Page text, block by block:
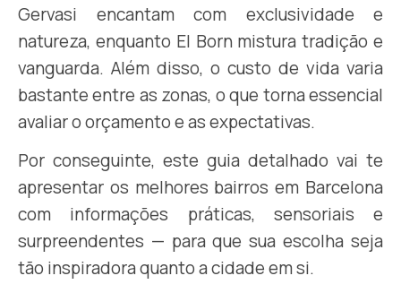
Gervasi encantam com exclusividade e
natureza, enquanto El Born mistura tradição e
vanguarda. Além disso, o custo de vida varia
bastante entre as zonas, o que torna essencial
avaliar o orçamento e as expectativas.
Por conseguinte, este guia detalhado vai te
apresentar os melhores bairros em Barcelona
com informações práticas, sensoriais e
surpreendentes — para que sua escolha seja
tão inspiradora quanto a cidade em si.